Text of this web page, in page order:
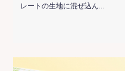
レートの生地に混ぜ込ん…